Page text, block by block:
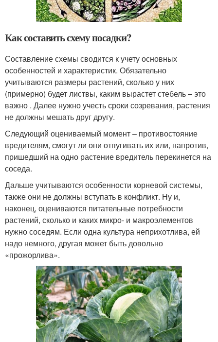
Как составить схему посадки?
Составление схемы сводится к учету основных
особенностей и характеристик. Обязательно
учитываются размеры растений, сколько у них
(примерно) будет листвы, каким вырастет стебель – это
важно . Далее нужно учесть сроки созревания, растения
не должны мешать друг другу.
Следующий оцениваемый момент – противостояние
вредителям, смогут ли они отпугивать их или, напротив,
пришедший на одно растение вредитель перекинется на
соседа.
Дальше учитываются особенности корневой системы,
также они не должны вступать в конфликт. Ну и,
наконец, оцениваются питательные потребности
растений, сколько и каких микро- и макроэлементов
нужно соседям. Если одна культура неприхотлива, ей
надо немного, другая может быть довольно
«прожорлива».